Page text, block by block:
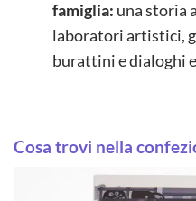
famiglia: una storia
laboratori artistici,
burattini e dialoghi
Cosa trovi nella